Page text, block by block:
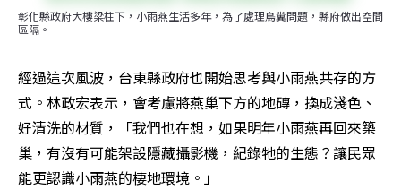
彰化縣政府大樓梁柱下，小雨燕生活多年，為了處理鳥糞問題，縣府做出空間
區隔。
經過這次風波，台東縣政府也開始思考與小雨燕共存的方
式。林政宏表示，會考慮將燕巢下方的地磚，換成淺色、
好清洗的材質，「我們也在想，如果明年小雨燕再回來築
巢，有沒有可能架設隱藏攝影機，紀錄牠的生態？讓民眾
能更認識小雨燕的棲地環境。」